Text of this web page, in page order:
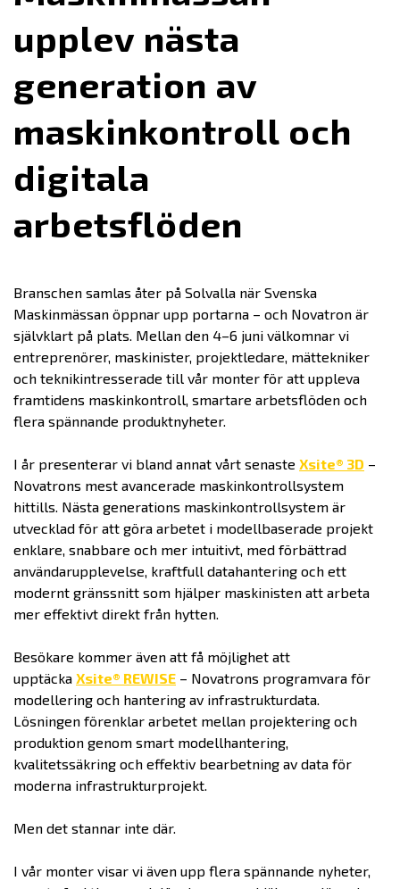
upplev nästa
generation av
maskinkontroll och
digitala
arbetsflöden
Branschen samlas åter på Solvalla när Svenska
Maskinmässan öppnar upp portarna – och Novatron är
självklart på plats. Mellan den 4–6 juni välkomnar vi
entreprenörer, maskinister, projektledare, mättekniker
och teknikintresserade till vår monter för att uppleva
framtidens maskinkontroll, smartare arbetsflöden och
flera spännande produktnyheter.
I år presenterar vi bland annat vårt senaste Xsite® 3D –
Novatrons mest avancerade maskinkontrollsystem
hittills. Nästa generations maskinkontrollsystem är
utvecklad för att göra arbetet i modellbaserade projekt
enklare, snabbare och mer intuitivt, med förbättrad
användarupplevelse, kraftfull datahantering och ett
modernt gränssnitt som hjälper maskinisten att arbeta
mer effektivt direkt från hytten.
Besökare kommer även att få möjlighet att
upptäcka Xsite® REWISE – Novatrons programvara för
modellering och hantering av infrastrukturdata.
Lösningen förenklar arbetet mellan projektering och
produktion genom smart modellhantering,
kvalitetssäkring och effektiv bearbetning av data för
moderna infrastrukturprojekt.
Men det stannar inte där.
I vår monter visar vi även upp flera spännande nyheter,